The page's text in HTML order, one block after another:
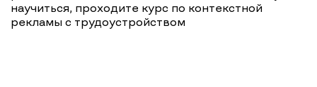
научиться, проходите курс по контекстной
рекламы с трудоустройством